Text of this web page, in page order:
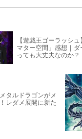
【遊戯王ゴーラッシ
マター空間」感想｜
っても大丈夫なのか？
タルドラゴンがメ
レダメ展開に新た